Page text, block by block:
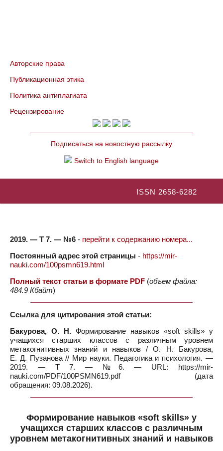
Авторские права
Публикационная этика
Политика антиплагиата
Рецензирование
Подписаться на новостную рассылку
Switch to English language
ISSN 2658-6282
2019. — Т 7. — №6 - перейти к содержанию номера...
Постоянный адрес этой страницы - https://mir-
nauki.com/100psmn619.html
Полный текст статьи в формате PDF (объем файла:
484.9 Кбайт)
Ссылка для цитирования этой статьи:
Бакурова, О. Н. Формирование навыков «soft skills» у
учащихся старших классов с различным уровнем
метакогнитивных знаний и навыков / О. Н. Бакурова,
Е. Д. Пузанова // Мир науки. Педагогика и психология. —
2019. — Т 7. — №6. — URL: https://mir-
nauki.com/PDF/100PSMN619.pdf (дата
обращения: 09.08.2026).
Формирование навыков «soft skills» у
учащихся старших классов с различным
уровнем метакогнитивных знаний и навыков